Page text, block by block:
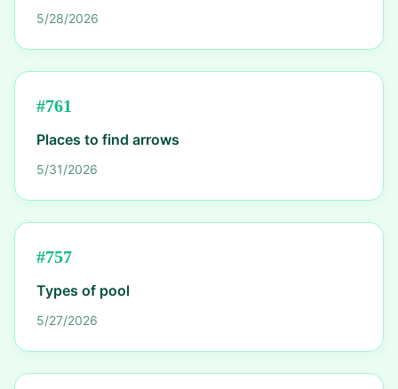
5/28/2026
#761
Places to find arrows
5/31/2026
#757
Types of pool
5/27/2026